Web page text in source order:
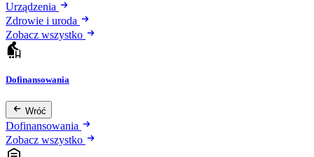
Urządzenia
Zdrowie i uroda
Zobacz wszystko
Dofinansowania
Wróć
Dofinansowania
Zobacz wszystko